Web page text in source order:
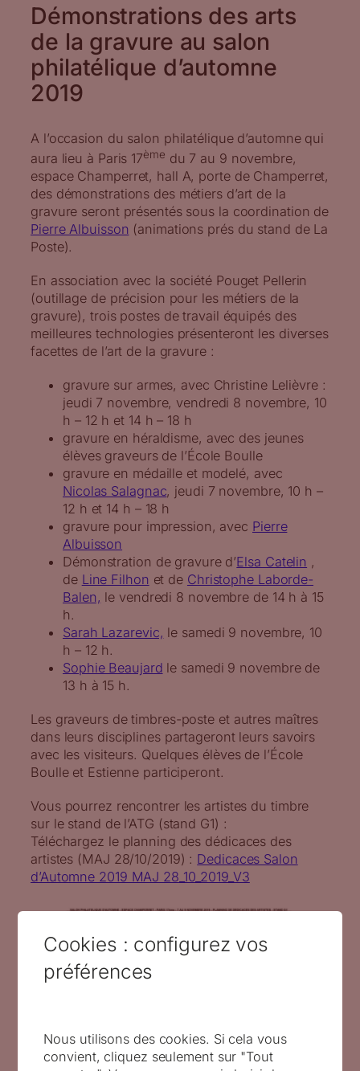
Démonstrations des arts
de la gravure au salon
philatélique d’automne
2019
A l’occasion du salon philatélique d’automne qui
aura lieu à Paris 17ème du 7 au 9 novembre,
espace Champerret, hall A, porte de Champerret,
des démonstrations des métiers d’art de la
gravure seront présentés sous la coordination de
Pierre Albuisson (animations prés du stand de La
Poste).
En association avec la société Pouget Pellerin
(outillage de précision pour les métiers de la
gravure), trois postes de travail équipés des
meilleures technologies présenteront les diverses
facettes de l’art de la gravure :
gravure sur armes, avec Christine Lelièvre :
jeudi 7 novembre, vendredi 8 novembre, 10
h – 12 h et 14 h – 18 h
gravure en héraldisme, avec des jeunes
élèves graveurs de l’École Boulle
gravure en médaille et modelé, avec
Nicolas Salagnac, jeudi 7 novembre, 10 h –
12 h et 14 h – 18 h
gravure pour impression, avec Pierre
Albuisson
Démonstration de gravure d’Elsa Catelin ,
de Line Filhon et de Christophe Laborde-
Balen, le vendredi 8 novembre de 14 h à 15
h.
Sarah Lazarevic, le samedi 9 novembre, 10
h – 12 h.
Sophie Beaujard le samedi 9 novembre de
13 h à 15 h.
Les graveurs de timbres-poste et autres maîtres
dans leurs disciplines partageront leurs savoirs
avec les visiteurs. Quelques élèves de l’École
Boulle et Estienne participeront.
Vous pourrez rencontrer les artistes du timbre
sur le stand de l’ATG (stand G1) :
Téléchargez le planning des dédicaces des
artistes (MAJ 28/10/2019) : Dedicaces Salon
d’Automne 2019 MAJ 28_10_2019_V3
Cookies : configurez vos
préférences
Nous utilisons des cookies. Si cela vous
convient, cliquez seulement sur "Tout